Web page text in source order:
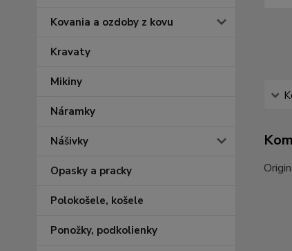
Kovania a ozdoby z kovu
Kravaty
Mikiny
Náramky
Nášivky
Opasky a pracky
Polokošele, košele
Ponožky, podkolienky